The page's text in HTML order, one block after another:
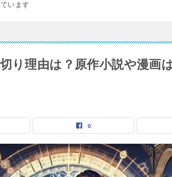
います
り理由は？原作小説や漫画
0